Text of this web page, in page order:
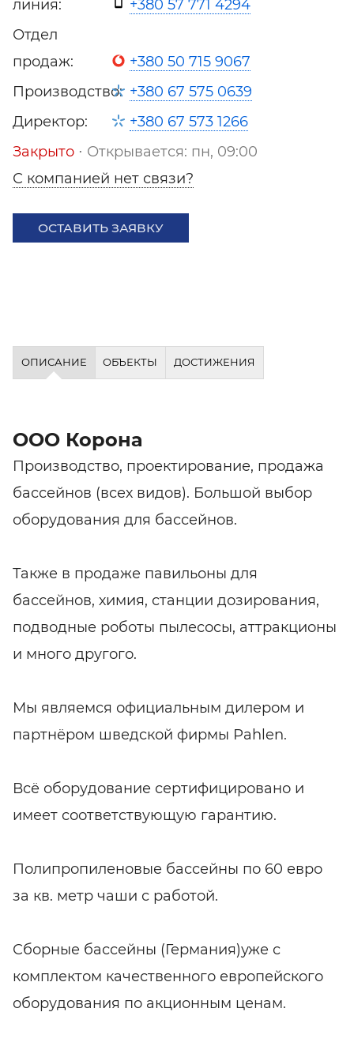
линия:
+380 57 771 4294
Отдел
продаж:
+380 50 715 9067
Производство: +380 67 575 0639
Директор:
+380 67 573 1266
Закрыто ⋅ Открывается: пн, 09:00
С компанией нет связи?
ОСТАВИТЬ ЗАЯВКУ
ОПИСАНИЕ ОБЪЕКТЫ ДОСТИЖЕНИЯ
ООО Корона
Производство, проектирование, продажа
бассейнов (всех видов). Большой выбор
оборудования для бассейнов.
Также в продаже павильоны для
бассейнов, химия, станции дозирования,
подводные роботы пылесосы, аттракционы
и много другого.
Мы являемся официальным дилером и
партнёром шведской фирмы Рahlen.
Всё оборудование сертифицировано и
имеет соответствующую гарантию.
Полипропиленовые бассейны по 60 евро
за кв. метр чаши с работой.
Сборные бассейны (Германия)уже с
комплектом качественного европейского
оборудования по акционным ценам.